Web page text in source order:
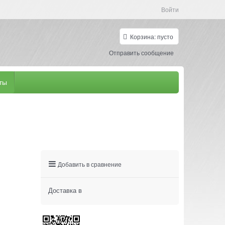
Войти
Корзина:пусто
Отправить сообщение
Добавить в сравнение
Доставка в